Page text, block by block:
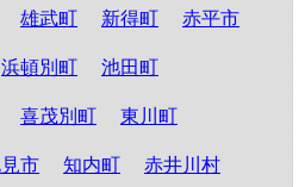
雄武町 新得町 赤平市
浜頓別町 池田町
喜茂別町 東川町
市 知内町 赤井川村